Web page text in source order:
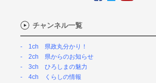
チャンネル一覧
1ch 県政丸分かり！
2ch 県からのお知らせ
3ch ひろしまの魅力
4ch くらしの情報